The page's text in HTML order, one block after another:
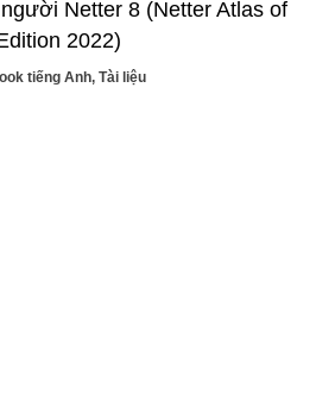
Netter 8 (Netter Atlas of
2022)
tiếng Anh, Tài liệu